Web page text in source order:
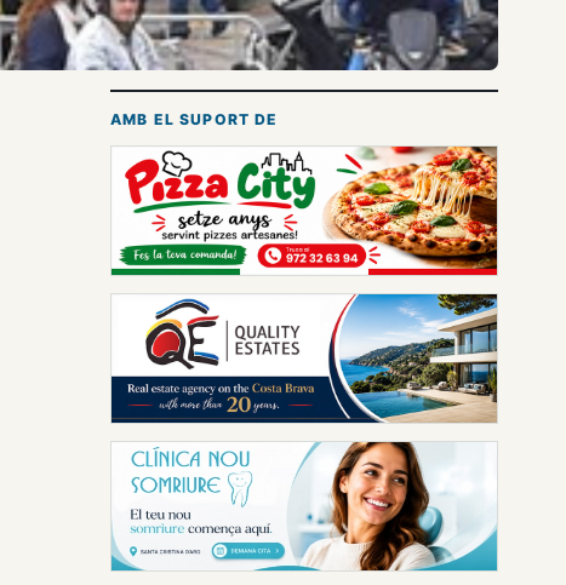
AMB EL SUPORT DE